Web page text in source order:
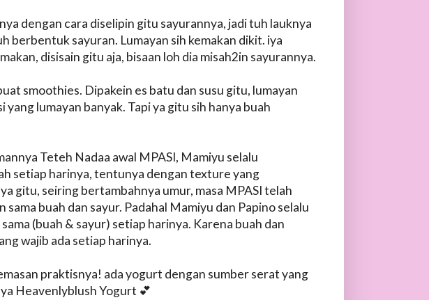
dengan cara diselipin gitu sayurannya, jadi tuh lauknya
berbentuk sayuran. Lumayan sih kemakan dikit. iya
disisain gitu aja, bisaan loh dia misah2in sayurannya.
smoothies. Dipakein es batu dan susu gitu, lumayan
lumayan banyak. Tapi ya gitu sih hanya buah
Teteh Nadaa awal MPASI, Mamiyu selalu
setiap harinya, tentunya dengan texture yang
gitu, seiring bertambahnya umur, masa MPASI telah
sama buah dan sayur. Padahal Mamiyu dan Papino selalu
(buah & sayur) setiap harinya. Karena buah dan
wajib ada setiap harinya.
praktisnya! ada yogurt dengan sumber serat yang
Heavenlyblush Yogurt 💕